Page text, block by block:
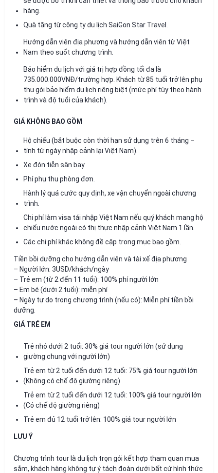
hàng.
Quà tặng từ công ty du lịch SaiGon Star Travel.
Hướng dẫn viên địa phương và hướng dẫn viên từ Việt
Nam theo suốt chương trình.
Bảo hiểm du lịch với giá trị hợp đồng tối đa là
735.000.000VNĐ/trường hợp. Khách từ 85 tuổi trở lên phụ
thu gói bảo hiểm du lịch riêng biệt (mức phí tùy theo hành
trình và độ tuổi của khách).
GIÁ KHÔNG BAO GỒM
Hộ chiếu (bắt buộc còn thời hạn sử dụng trên 6 tháng –
tính từ ngày nhập cảnh lại Việt Nam).
Xe đón tiễn sân bay.
Phí phụ thu phòng đơn.
Hành lý quá cước quy định, xe vận chuyển ngoài chương
trình.
Chi phí làm visa tái nhập Việt Nam nếu quý khách mang hộ
chiếu nước ngoài có thị thực nhập cảnh Việt Nam 1 lần.
Các chi phí khác không đề cập trong mục bao gồm.
Tiền bồi dưỡng cho hướng dẫn viên và tài xế địa phương
– Người lớn: 3USD/khách/ngày
– Trẻ em (từ 2 đến 11 tuổi): 100% phí người lớn
– Em bé (dưới 2 tuổi): miễn phí
– Ngày tự do trong chương trình (nếu có): Miễn phí tiền bồi
dưỡng.
GIÁ TRẺ EM
Trẻ nhỏ dưới 2 tuổi: 30% giá tour người lớn (sử dụng
giường chung với người lớn)
Trẻ em từ 2 tuổi đến dưới 12 tuổi: 75% giá tour người lớn
(Không có chế độ giường riêng)
Trẻ em từ 2 tuổi đến dưới 12 tuổi: 100% giá tour người lớn
(Có chế độ giường riêng)
Trẻ em đủ 12 tuổi trở lên: 100% giá tour người lớn
LƯU Ý
Chương trình tour là du lịch trọn gói kết hợp tham quan mua
sắm, khách hàng không tự ý tách đoàn dưới bất cứ hình thức